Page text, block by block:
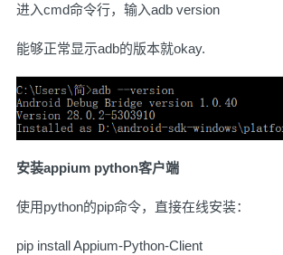
进入cmd命令行，输入adb version
能够正常显示adb的版本就okay.
安装appium python客户端
使用python的pip命令，直接在线安装：
pip install Appium-Python-Client